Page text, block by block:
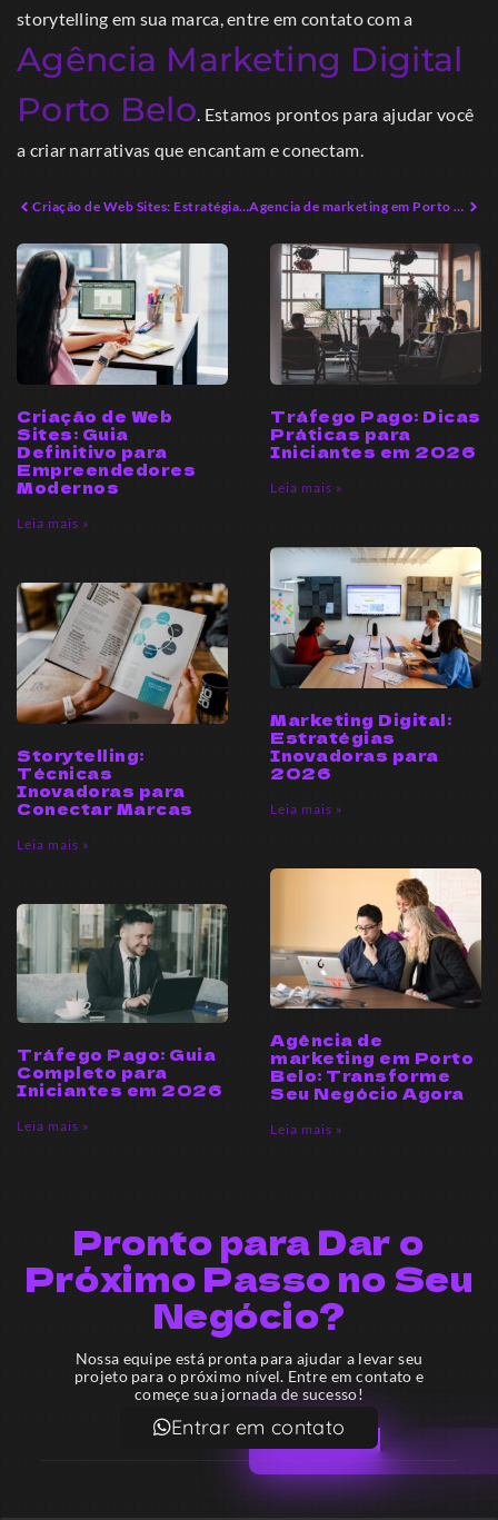
storytelling em sua marca, entre em contato com a
Agência Marketing Digital
Porto Belo. Estamos prontos para ajudar você
a criar narrativas que encantam e conectam.
Criação de Web Sites: Estratégias Avançadas para Empreendedores Digitais Agencia de marketing em Porto Belo: Estratégias para Alavancar Resultados
Criação de Web
Sites: Guia
Definitivo para
Empreendedores
Modernos
Leia mais »
Tráfego Pago: Dicas
Práticas para
Iniciantes em 2026
Leia mais »
Storytelling:
Técnicas
Inovadoras para
Conectar Marcas
Leia mais »
Marketing Digital:
Estratégias
Inovadoras para
2026
Leia mais »
Tráfego Pago: Guia
Completo para
Iniciantes em 2026
Leia mais »
Agência de
marketing em Porto
Belo: Transforme
Seu Negócio Agora
Leia mais »
Pronto para Dar o
Próximo Passo no Seu
Negócio?
Nossa equipe está pronta para ajudar a levar seu
projeto para o próximo nível. Entre em contato e
começe sua jornada de sucesso!
Entrar em contato